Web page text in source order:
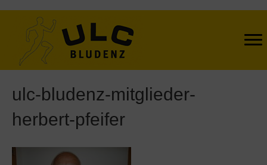
ulc-bludenz-mitglieder-
herbert-pfeifer